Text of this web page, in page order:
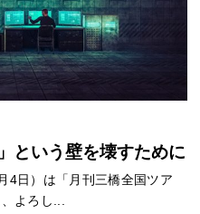
という壁を壊すために
4日）は「月刊三橋全国ツア
、よろし...